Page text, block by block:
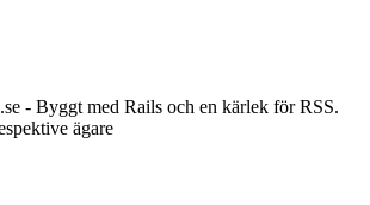
- Byggt med Rails och en kärlek för RSS.
ägare